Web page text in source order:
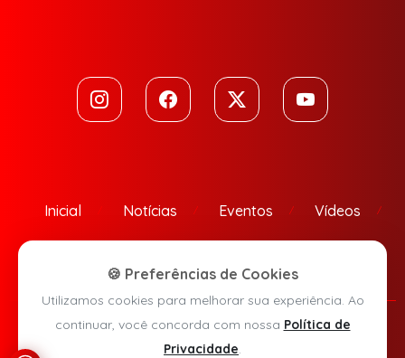
Inicial Notícias Eventos Vídeos
Política de Privacidade
🍪 Preferências de Cookies
Utilizamos cookies para melhorar sua experiência. Ao
continuar, você concorda com nossa Política de
Privacidade.